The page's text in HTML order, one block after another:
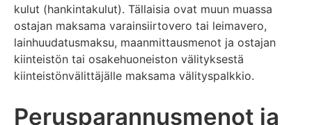
kulut (hankintakulut). Tällaisia ovat muun muassa
ostajan maksama varainsiirtovero tai leimavero,
lainhuudatusmaksu, maanmittausmenot ja ostajan
kiinteistön tai osakehuoneiston välityksestä
kiinteistönvälittäjälle maksama välityspalkkio.
Perusparannusmenot ja